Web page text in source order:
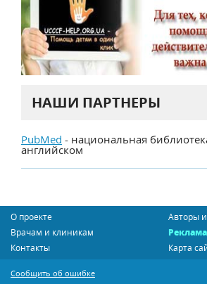
НАШИ ПАРТНЕРЫ
PubMed - национальная
английском
О проекте
Авторы
Врачам и клиникам
Реклама
Контакты
Карта
Сообщить об ошибке